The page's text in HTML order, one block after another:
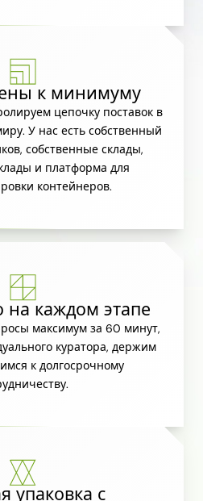
к минимуму
цепочку поставок в
У нас есть собственный
собственные склады,
и платформа для
контейнеров.
на каждом этапе
максимум за 60 минут,
куратора, держим
к долгосрочному
упаковка с